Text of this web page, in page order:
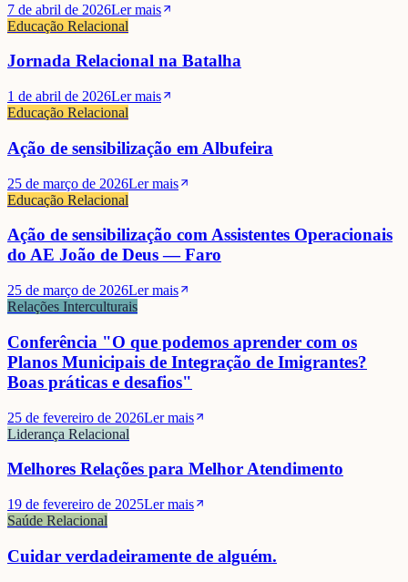
7 de abril de 2026Ler mais
Educação Relacional
Jornada Relacional na Batalha
1 de abril de 2026Ler mais
Educação Relacional
Ação de sensibilização em Albufeira
25 de março de 2026Ler mais
Educação Relacional
Ação de sensibilização com Assistentes Operacionais
do AE João de Deus — Faro
25 de março de 2026Ler mais
Relações Interculturais
Conferência "O que podemos aprender com os
Planos Municipais de Integração de Imigrantes?
Boas práticas e desafios"
25 de fevereiro de 2026Ler mais
Liderança Relacional
Melhores Relações para Melhor Atendimento
19 de fevereiro de 2025Ler mais
Saúde Relacional
Cuidar verdadeiramente de alguém.